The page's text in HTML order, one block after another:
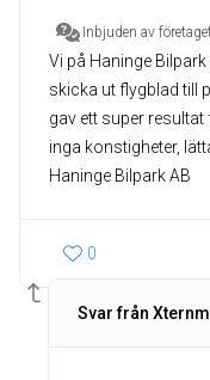
Inbjuden av
Vi på Haninge
skicka ut flygblad till
gav ett super
inga konstigheter,
Haninge Bilpark AB
0
Svar från